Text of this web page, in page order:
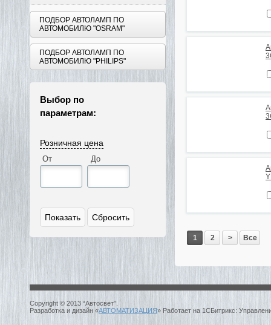
ПОДБОР АВТОЛАМП ПО
АВТОМОБИЛЮ "OSRAM"
ПОДБОР АВТОЛАМП ПО
АВТОМОБИЛЮ "PHILIPS"
Выбор по
параметрам:
Розничная цена
От До
1 2 > Все
Copyright © 2013 “Автосвет”.
Разработка и дизайн «АВТОМАТИЗАЦИЯ» Работает на 1СБитрикс: